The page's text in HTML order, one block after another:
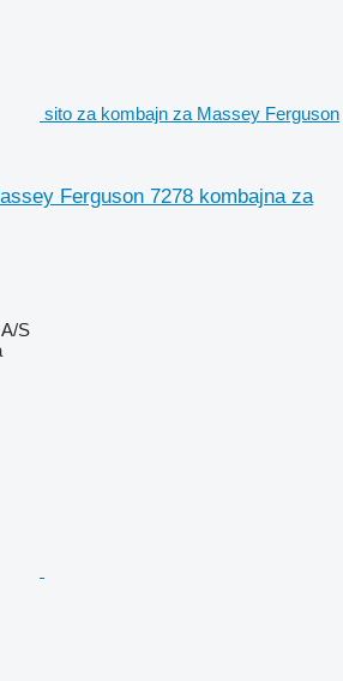
sito za kombajn za Massey Ferguson
Ferguson 7278 kombajna za
S